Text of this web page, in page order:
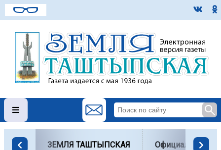
ЗЕМЛЯ ТАШТЫПСКАЯ Официально